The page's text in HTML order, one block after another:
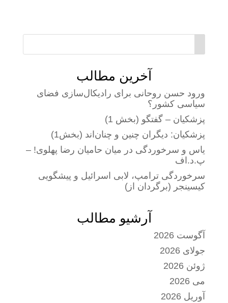
آخرین مطالب
ورود حسن روحانی برای رادیکال‌سازی فضای
سیاسی کشور؟
پزشکیان – گفتگو (بخش 1)
پزشکیان: دیگران چنین و چنان‌اند (بخش1)
یاس و سرخوردگی در میان حامیان رضا پهلوی! –
پ.د.اف
سرخوردگی ترامپ، لابی اسرائیل و پیشگویی
کیسینجر (برگردان از)
آرشیو مطالب
آگوست 2026
جولای 2026
ژوئن 2026
می 2026
آوریل 2026